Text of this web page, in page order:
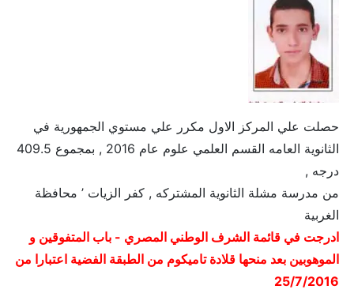
حصلت علي المركز الاول مكرر علي مستوي الجمهورية في
الثانوية العامه القسم العلمي علوم عام 2016 , بمجموع 409.5
درجه ,
من مدرسة مشلة الثانوية المشتركه , كفر الزيات ’ محافظة
الغربية
ادرجت في قائمة الشرف الوطني المصري - باب المتفوقين و
الموهوبين بعد منحها قلادة تاميكوم من الطبقة الفضية اعتبارا من
25/7/2016